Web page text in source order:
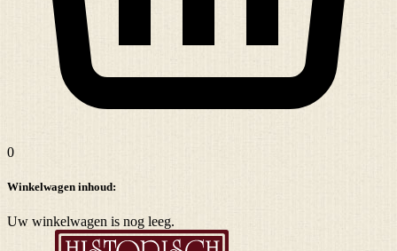
0
Winkelwagen inhoud:
Uw winkelwagen is nog leeg.